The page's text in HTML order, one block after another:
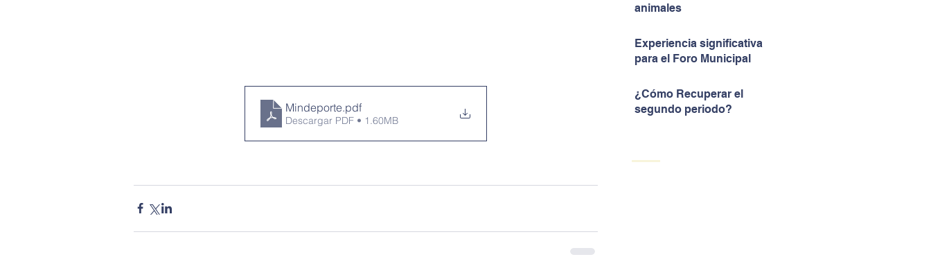
animales
Experiencia significativa
para el Foro Municipal
¿Cómo Recuperar el
segundo periodo?
Mindeporte.pdf
Descargar PDF • 1.60MB